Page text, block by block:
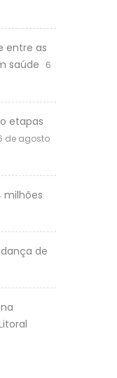
entre as
saúde
6
etapas
de agosto
milhões
de